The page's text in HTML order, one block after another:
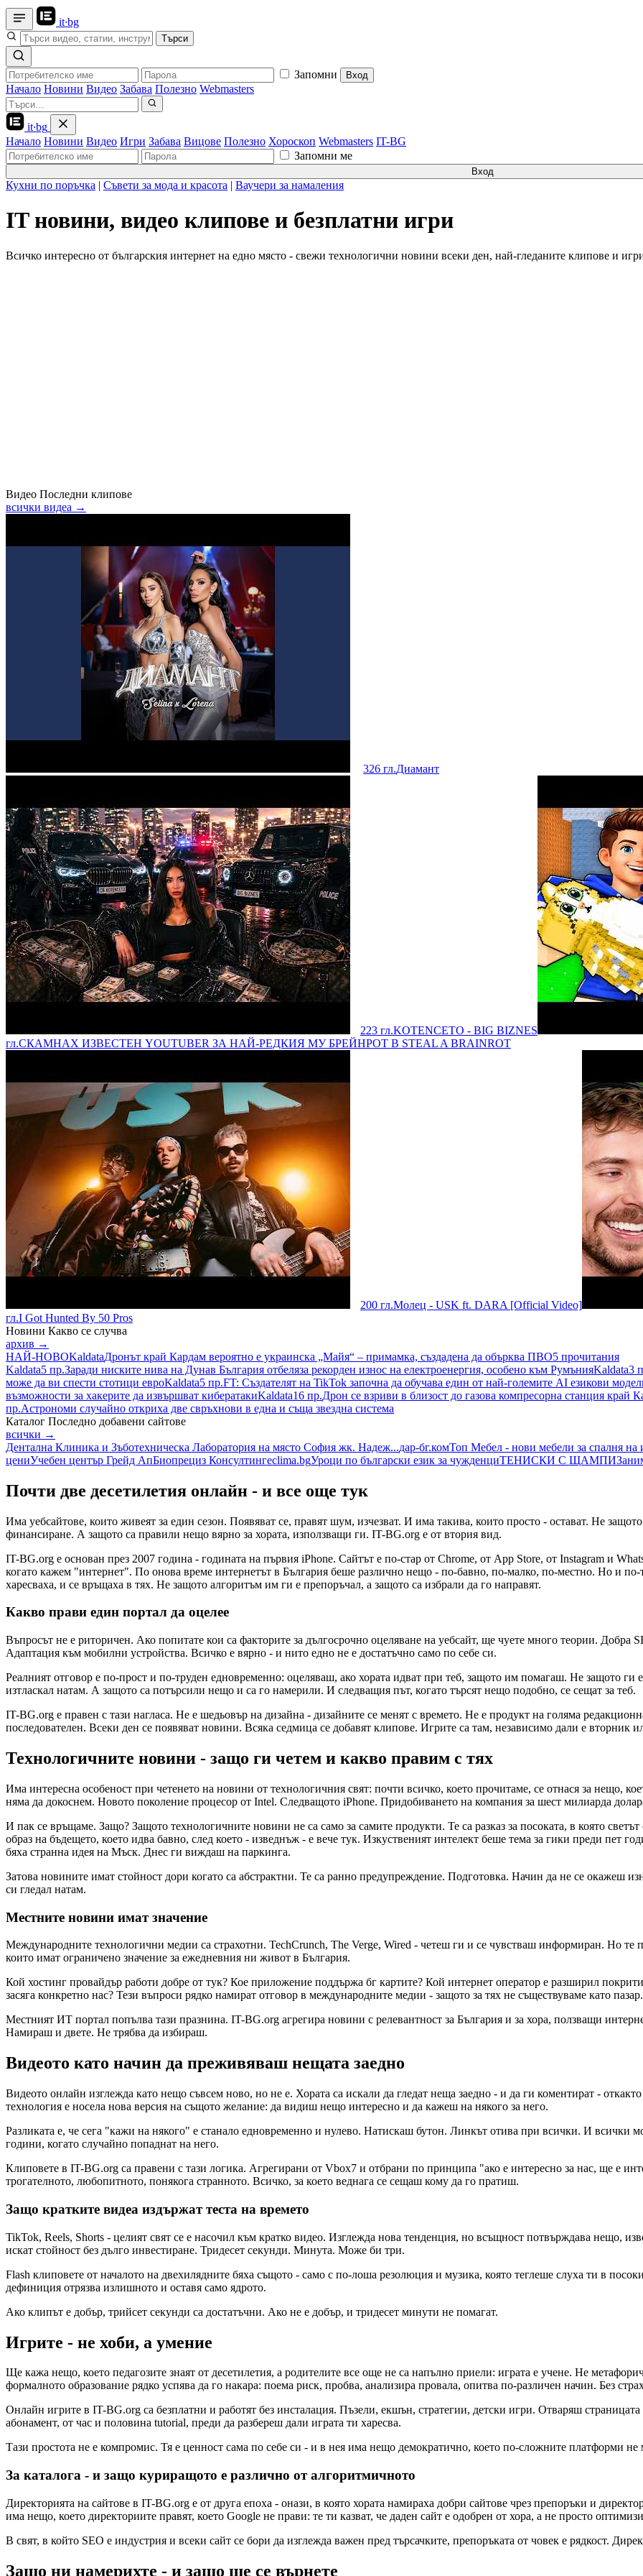
it·bg
Търси
Запомни Вход
Начало Новини Видео Забава Полезно Webmasters
it·bg
Начало Новини Видео Игри Забава Вицове Полезно Хороскоп Webmasters IT-BG
Запомни ме
Вход
Кухни по поръчка | Съвети за мода и красота | Ваучери за намаления
IT новини, видео клипове и безплатни игри
Всичко интересно от българския интернет на едно място - свежи технологични новини всеки ден, най-гледаните клипове и
Видео Последни клипове
всички видеа →
326 гл.Диамант
223 гл.KOTENCETO - BIG BIZNES
гл.СКАМНАХ ИЗВЕСТЕН YOUTUBER ЗА НАЙ-РЕДКИЯ МУ БРЕЙНРОТ В STEAL A BRAINROT
200 гл.Mолец - USK ft. DARA [Official Video]
гл.I Got Hunted By 50 Pros
Новини Какво се случва
архив →
НАЙ-НОВОKaldataДронът край Кардам вероятно е украинска „Майя“ – примамка, създадена да обърква ПВО5 прочитания
Kaldata5 пр.Заради ниските нива на Дунав България отбеляза рекорден износ на електроенергия, особено към РумънияKaldata3
може да ви спести стотици евроKaldata5 пр.FT: Създателят на TikTok започна да обучава един от най-големите AI езикови
възможности за хакерите да извършват кибератакиKaldata16 пр.Дрон се взриви в близост до газова компресорна станция край
пр.Астрономи случайно откриха две свръхнови в една и съща звездна система
Каталог Последно добавени сайтове
всички →
Дентална Клиника и Зъботехническа Лаборатория на място София жк. Надеж...дар-бг.комТоп Мебел - нови мебели за спалня на
цениУчебен център Грейд АпБиопрециз Консултингeclima.bgУроци по български език за чужденциТЕНИСКИ С ЩАМПИ
Почти две десетилетия онлайн - и все още тук
Има уебсайтове, които живеят за един сезон. Появяват се, правят шум, изчезват. И има такива, които просто - остават. Не
финансиране. А защото са правили нещо вярно за хората, използващи ги. IT-BG.org е от втория вид.
IT-BG.org е основан през 2007 година - годината на първия iPhone. Сайтът е по-стар от Chrome, от App Store, от Instagram и
когато кажем "интернет". По онова време интернетът в България беше различно нещо - по-бавно, по-малко, по-местно. Но и
харесваха, и се връщаха в тях. Не защото алгоритъм им ги е препоръчал, а защото са избрали да го направят.
Какво прави един портал да оцелее
Въпросът не е риторичен. Ако попитате кои са факторите за дългосрочно оцеляване на уебсайт, ще чуете много теории.
Адаптация към мобилни устройства. Всичко е вярно - и нито едно не е достатъчно само по себе си.
Реалният отговор е по-прост и по-труден едновременно: оцеляваш, ако хората идват при теб, защото им помагаш. Не защото ги
изтласкал натам. А защото са потърсили нещо и са го намерили. И следващия път, когато търсят нещо подобно, се сещат за теб.
IT-BG.org е правен с тази нагласа. Не е шедьовър на дизайна - дизайните се менят с времето. Не е продукт на голяма
последователен. Всеки ден се появяват новини. Всяка седмица се добавят клипове. Игрите са там, независимо дали е вторник
Технологичните новини - защо ги четем и какво правим с тях
Има интересна особеност при четенето на новини от технологичния свят: почти всичко, което прочитаме, се отнася за нещо,
няма да докоснем. Новото поколение процесор от Intel. Следващото iPhone. Придобиването на компания за шест милиарда
И пак се връщаме. Защо? Защото технологичните новини не са само за самите продукти. Те са разказ за посоката, в която
образ на бъдещето, което идва бавно, след което - изведнъж - е вече тук. Изкуственият интелект беше тема за гики преди пет
бяха странна идея на Мъск. Днес ги виждаш на паркинга.
Затова новините имат стойност дори когато са абстрактни. Те са ранно предупреждение. Подготовка. Начин да не се окажеш
си гледал натам.
Местните новини имат значение
Международните технологични медии са страхотни. TechCrunch, The Verge, Wired - четеш ги и се чувстваш информиран. Но те
които имат ограничено значение за ежедневния ни живот в България.
Кой хостинг провайдър работи добре от тук? Кое приложение поддържа бг картите? Кой интернет оператор е разширил
засяга конкретно нас? Тези въпроси рядко намират отговор в международните медии - защото за тях не съществуваме като пазар.
Местният ИТ портал попълва тази празнина. IT-BG.org агрегира новини с релевантност за България и за хора, ползващи
Намираш и двете. Не трябва да избираш.
Видеото като начин да преживяваш нещата заедно
Видеото онлайн изглежда като нещо съвсем ново, но не е. Хората са искали да гледат неща заедно - и да ги коментират -
технология е носела нова версия на същото желание: да видиш нещо интересно и да кажеш на някого за него.
Разликата е, че сега "кажи на някого" е станало едновременно и нулево. Натискаш бутон. Линкът отива при всички. И всички
години, когато случайно попаднат на него.
Клиповете в IT-BG.org са правени с тази логика. Агрегирани от Vbox7 и отбрани по принципа "ако е интересно за нас, ще е
трогателното, любопитното, понякога странното. Всичко, за което веднага се сещаш кому да го пратиш.
Защо кратките видеа издържат теста на времето
TikTok, Reels, Shorts - целият свят се е насочил към кратко видео. Изглежда нова тенденция, но всъщност потвърждава нещо,
искат стойност без дълго инвестиране. Тридесет секунди. Минута. Може би три.
Flash клиповете от началото на двехилядните бяха същото - само с по-лоша резолюция и музика, която теглеше слуха ти в
дефиниция отрязва излишното и оставя само ядрото.
Ако клипът е добър, трийсет секунди са достатъчни. Ако не е добър, и тридесет минути не помагат.
Игрите - не хоби, а умение
Ще кажа нещо, което педагозите знаят от десетилетия, а родителите все още не са напълно приели: играта е учене. Не
формалното образование рядко успява да го накара: поема риск, пробва, анализира провала, опитва по-различен начин. Без
Онлайн игрите в IT-BG.org са безплатни и работят без инсталация. Пъзели, екшън, стратегии, детски игри. Отваряш
абонамент, от час и половина tutorial, преди да разбереш дали играта ти харесва.
Тази простота не е компромис. Тя е ценност сама по себе си - и в нея има нещо демократично, което по-сложните платформи не
За каталога - и защо куриращото е различно от алгоритмичното
Директорията на сайтове в IT-BG.org е от друга епоха - онази, в която хората намираха добри сайтове чрез препоръки и
има нещо, което директориите правят, което Google не прави: те ти казват, че даден сайт е одобрен от хора, а не просто
В свят, в който SEO е индустрия и всеки сайт се бори да изглежда важен пред търсачките, препоръката от човек е рядкост.
Защо ни намерихте - и защо ще се върнете